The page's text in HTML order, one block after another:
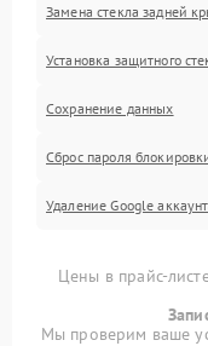
Замена стекла задней
Установка защитного
Сохранение данных
Сброс пароля
Удаление Google
Цены в прайс-
Мы проверим ваше